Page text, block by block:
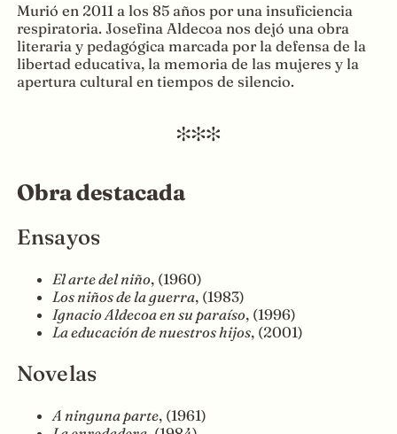
Murió en 2011 a los 85 años por una insuficiencia
respiratoria. Josefina Aldecoa nos dejó una obra
literaria y pedagógica marcada por la defensa de la
libertad educativa, la memoria de las mujeres y la
apertura cultural en tiempos de silencio.
Obra destacada
Ensayos
El arte del niño, (1960)
Los niños de la guerra, (1983)
Ignacio Aldecoa en su paraíso, (1996)
La educación de nuestros hijos, (2001)
Novelas
A ninguna parte, (1961)